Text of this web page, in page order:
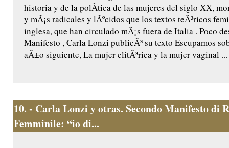
historia y de la polÃ­tica de las mujeres del siglo XX,
y mÃ¡s radicales y lÃºcidos que los textos teÃ³ricos
inglesa, que han circulado mÃ¡s fuera de Italia . Poco
Manifesto , Carla Lonzi publicÃ³ su texto Escupamos
aÃ±o siguiente, La mujer clitÃ³rica y la mujer vaginal ...
10. - Carla Lonzi y otras. Secondo Manifesto di
Femminile: “io di...